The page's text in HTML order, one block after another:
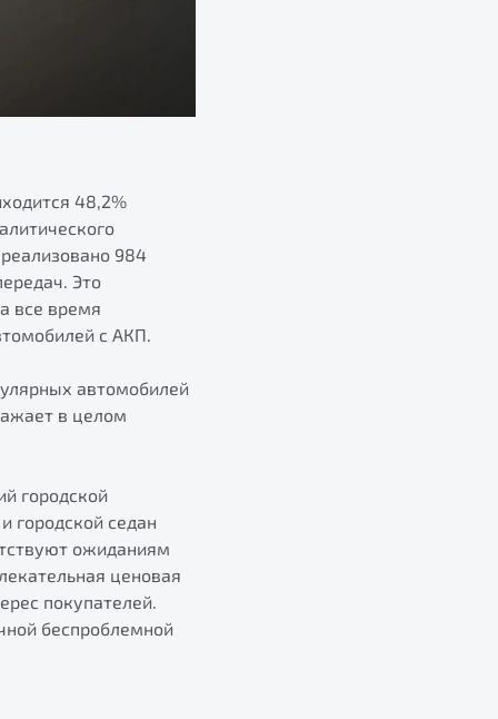
48,2%
984
Это
все время
с АКП.
автомобилей
в целом
городской
городской седан
ожиданиям
ценовая
покупателей.
беспроблемной